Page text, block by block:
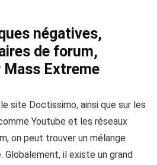
négatives,
de forum,
Extreme
site Doctissimo, ainsi que sur les
Youtube et les réseaux
on peut trouver un mélange
Globalement, il existe un grand